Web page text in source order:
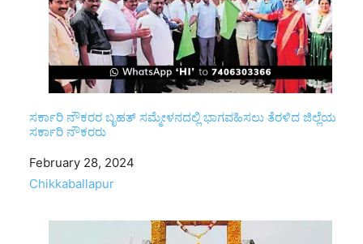
ಸರ್ಕಾರಿ ನೌಕರರ ಬೃಹತ್ ಸಮ್ಮೇಳನದಲ್ಲಿ ಭಾಗವಹಿಸಲು ತೆರಳಿದ ಜಿಲ್ಲೆಯ
ಸರ್ಕಾರಿ ನೌಕರರು
Date
February 28, 2024
In relation to
Chikkaballapur